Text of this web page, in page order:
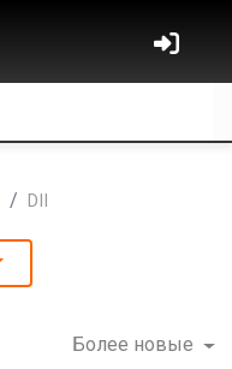
DII
Более новые